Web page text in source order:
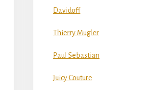
Davidoff
Thierry Mugler
Paul Sebastian
Juicy Couture